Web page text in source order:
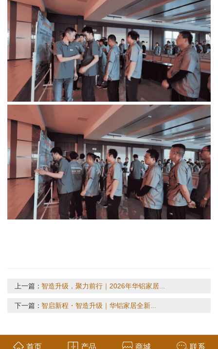
上一篇：智造升级，聚力前行｜2026年华铝家居...
下一篇：智启新程・智造升级｜华铝家居全新...
首页 产品 商城 联系